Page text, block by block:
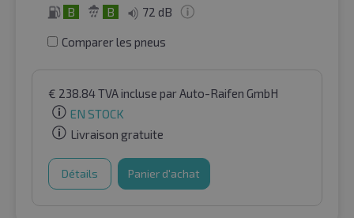
B B 72 dB
Comparer les pneus
€ 238.84TVA incluse par Auto-Raifen GmbH
EN STOCK
Livraison gratuite
Détails Panier d'achat